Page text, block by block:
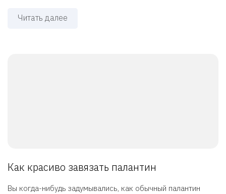
Читать далее
Как красиво завязать палантин
Вы когда-нибудь задумывались, как обычный палантин